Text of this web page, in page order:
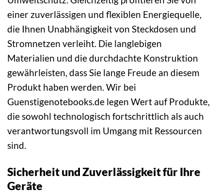
einer zuverlässigen und flexiblen Energiequelle,
die Ihnen Unabhängigkeit von Steckdosen und
Stromnetzen verleiht. Die langlebigen
Materialien und die durchdachte Konstruktion
gewährleisten, dass Sie lange Freude an diesem
Produkt haben werden. Wir bei
Guenstigenotebooks.de legen Wert auf Produkte,
die sowohl technologisch fortschrittlich als auch
verantwortungsvoll im Umgang mit Ressourcen
sind.
Sicherheit und Zuverlässigkeit für Ihre
Geräte